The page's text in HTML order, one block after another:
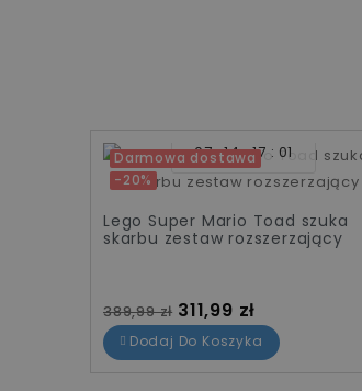
Darmowa dostawa
-20%
07 14 17 01
Lego Super Mario Toad szuka
skarbu zestaw rozszerzający
Cena standardowa
389,99 zł Cena
311,99 zł
Dodaj Do Koszyka